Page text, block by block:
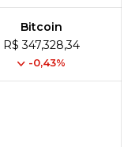
Bitcoin
R$ 347,328,34
-0,43%